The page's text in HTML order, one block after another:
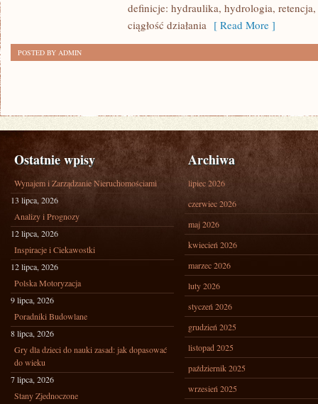
definicje: hydraulika, hydrologia,
ciągłość działania [ Read More ]
POSTED BY ADMIN
Ostatnie wpisy
Wynajem i Zarządzanie Nieruchomościami
13 lipca, 2026
Analizy i Prognozy
12 lipca, 2026
Inspiracje i Ciekawostki
12 lipca, 2026
Polska Motoryzacja
9 lipca, 2026
Poradniki Budowlane
8 lipca, 2026
Gry dla dzieci do nauki zasad: jak dopasować
do wieku
7 lipca, 2026
Stany Zjednoczone
Archiwa
lipiec 2026
czerwiec 2026
maj 2026
kwiecień 2026
marzec 2026
luty 2026
styczeń 2026
grudzień 2025
listopad 2025
październik 2025
wrzesień 2025